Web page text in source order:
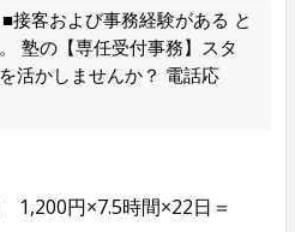
接客および事務経験がある と
塾の【専任受付事務】スタ
活かしませんか？ 電話応
1,200円×7.5時間×22日＝